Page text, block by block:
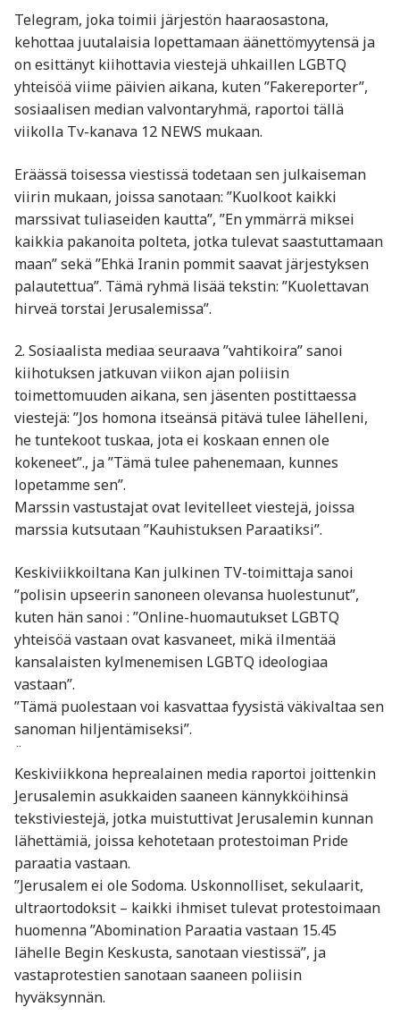
Telegram, joka toimii järjestön haaraosastona,
kehottaa juutalaisia lopettamaan äänettömyytensä ja
on esittänyt kiihottavia viestejä uhkaillen LGBTQ
yhteisöä viime päivien aikana, kuten ”Fakereporter”,
sosiaalisen median valvontaryhmä, raportoi tällä
viikolla Tv-kanava 12 NEWS mukaan.
Eräässä toisessa viestissä todetaan sen julkaiseman
viirin mukaan, joissa sanotaan: ”Kuolkoot kaikki
marssivat tuliaseiden kautta”, ”En ymmärrä miksei
kaikkia pakanoita polteta, jotka tulevat saastuttamaan
maan” sekä ”Ehkä Iranin pommit saavat järjestyksen
palautettua”. Tämä ryhmä lisää tekstin: ”Kuolettavan
hirveä torstai Jerusalemissa”.
2. Sosiaalista mediaa seuraava ”vahtikoira” sanoi
kiihotuksen jatkuvan viikon ajan poliisin
toimettomuuden aikana, sen jäsenten postittaessa
viestejä: ”Jos homona itseänsä pitävä tulee lähelleni,
he tuntekoot tuskaa, jota ei koskaan ennen ole
kokeneet”., ja ”Tämä tulee pahenemaan, kunnes
lopetamme sen”.
Marssin vastustajat ovat levitelleet viestejä, joissa
marssia kutsutaan ”Kauhistuksen Paraatiksi”.
Keskiviikkoiltana Kan julkinen TV-toimittaja sanoi
”polisin upseerin sanoneen olevansa huolestunut”,
kuten hän sanoi : ”Online-huomautukset LGBTQ
yhteisöä vastaan ovat kasvaneet, mikä ilmentää
kansalaisten kylmenemisen LGBTQ ideologiaa
vastaan”.
”Tämä puolestaan voi kasvattaa fyysistä väkivaltaa sen
sanoman hiljentämiseksi”.
¨
Keskiviikkona heprealainen media raportoi joittenkin
Jerusalemin asukkaiden saaneen kännykköihinsä
tekstiviestejä, jotka muistuttivat Jerusalemin kunnan
lähettämiä, joissa kehotetaan protestoiman Pride
paraatia vastaan.
”Jerusalem ei ole Sodoma. Uskonnolliset, sekulaarit,
ultraortodoksit – kaikki ihmiset tulevat protestoimaan
huomenna ”Abomination Paraatia vastaan 15.45
lähelle Begin Keskusta, sanotaan viestissä”, ja
vastaprotestien sanotaan saaneen poliisin
hyväksynnän.